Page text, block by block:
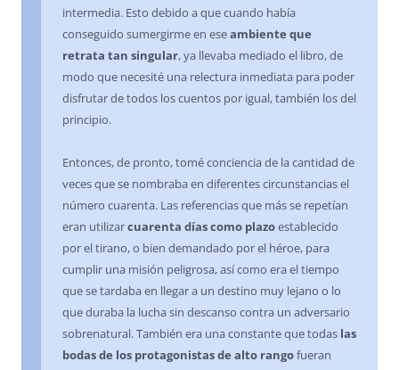
intermedia. Esto debido a que cuando había
conseguido sumergirme en eseambiente que
retrata tan singular, ya llevaba mediado el libro, de
modo que necesité una relectura inmediata para poder
disfrutar de todos los cuentos por igual, también los del
principio.
Entonces, de pronto, tomé conciencia de la cantidad de
veces que se nombraba en diferentes circunstancias el
número cuarenta. Las referencias que más se repetían
eran utilizarcuarenta días como plazoestablecido
por el tirano, o bien demandado por el héroe, para
cumplir una misión peligrosa, así como era el tiempo
que se tardaba en llegar a un destino muy lejano o lo
que duraba la lucha sin descanso contra un adversario
sobrenatural. También era una constante que todas las
bodas de los protagonistas de alto rangofueran